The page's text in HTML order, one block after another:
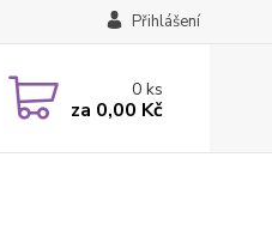
Přihlášení
0ks
za 0,00 Kč